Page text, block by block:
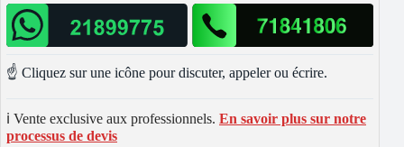
☝️ Cliquez sur une icône pour discuter, appeler ou écrire.
ℹ️ Vente exclusive aux professionnels. En savoir plus sur notre
processus de devis